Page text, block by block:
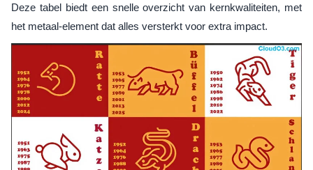
Deze tabel biedt een snelle overzicht van kernkwaliteiten, met
het metaal-element dat alles versterkt voor extra impact.